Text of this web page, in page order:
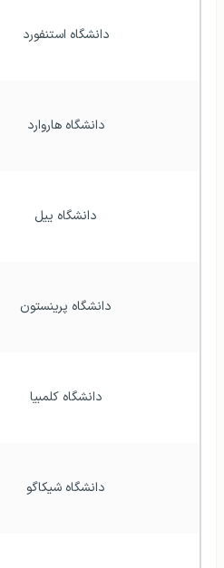
دانشگاه استنفورد
دانشگاه هاروارد
دانشگاه ییل
دانشگاه پرینستون
دانشگاه کلمبیا
دانشگاه شیکاگو